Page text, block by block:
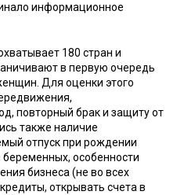
информационное
180 стран и
в первую очередь
Для оценки этого
повторный брак и защиту от
также наличие
отпуск при рождении
особенности
бизнеса (не во всех
открывать счета в